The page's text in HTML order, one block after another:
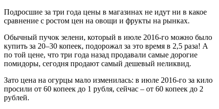
Подросшие за три года цены в магазинах не идут ни в какое
сравнение с ростом цен на овощи и фрукты на рынках.
Обычный пучок зелени, который в июле 2016-го можно было
купить за 20–30 копеек, подорожал за это время в 2,5 раза! А
по той цене, что три года назад продавали самые дорогие
помидоры, сегодня продают самый дешевый неликвид.
Зато цена на огурцы мало изменилась: в июле 2016-го за кило
просили от 60 копеек до 1 рубля, сейчас – от 60 копеек до 2
рублей.